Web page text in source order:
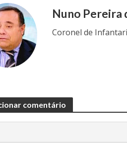
Nuno Pereira
Coronel de
comentário